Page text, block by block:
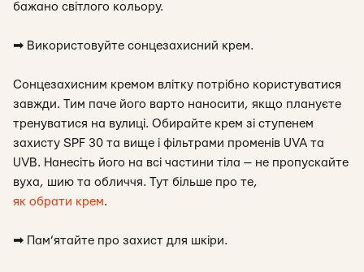
бажано світлого кольору.
➡ Використовуйте сонцезахисний крем.
Сонцезахисним кремом влітку потрібно користуватися
завжди. Тим паче його варто наносити, якщо плануєте
тренуватися на вулиці. Обирайте крем зі ступенем
захисту SPF 30 та вище і фільтрами променів UVA та
UVB. Нанесіть його на всі частини тіла — не пропускайте
вуха, шию та обличчя. Тут більше про те,
як обрати крем.
➡ Пам’ятайте про захист для шкіри.